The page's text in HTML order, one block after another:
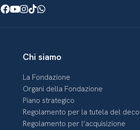
Facebook
Youtube
Instagram
TikTok
WhatsApp
Chi siamo
La Fondazione
Organi della Fondazione
Piano strategico
Regolamento per la tutela del
Regolamento per l’acquisizione